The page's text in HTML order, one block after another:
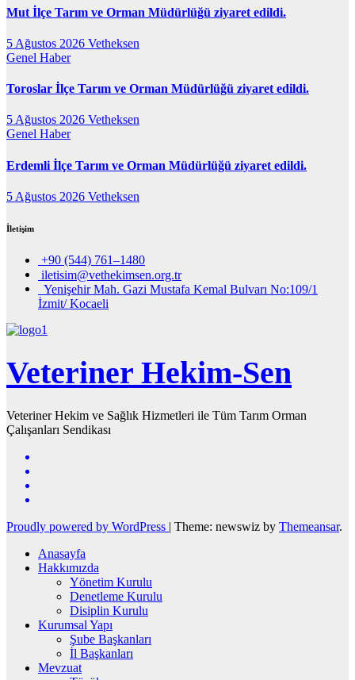
Mut İlçe Tarım ve Orman Müdürlüğü ziyaret edildi.
5 Ağustos 2026 Vetheksen
Genel Haber
Toroslar İlçe Tarım ve Orman Müdürlüğü ziyaret edildi.
5 Ağustos 2026 Vetheksen
Genel Haber
Erdemli İlçe Tarım ve Orman Müdürlüğü ziyaret edildi.
5 Ağustos 2026 Vetheksen
İletişim
+90 (544) 761–1480
iletisim@vethekimsen.org.tr
Yenişehir Mah. Gazi Mustafa Kemal Bulvarı No:109/1
İzmit/ Kocaeli
Veteriner Hekim-Sen
Veteriner Hekim ve Sağlık Hizmetleri ile Tüm Tarım Orman
Çalışanları Sendikası
Proudly powered by WordPress | Theme: newswiz by Themeansar.
Anasayfa
Hakkımızda
Yönetim Kurulu
Denetleme Kurulu
Disiplin Kurulu
Kurumsal Yapı
Şube Başkanları
İl Başkanları
Mevzuat